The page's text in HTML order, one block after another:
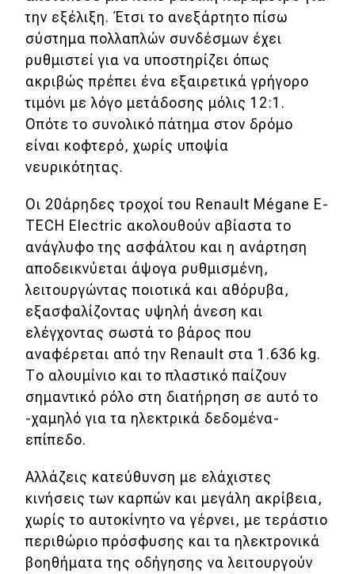
την εξέλιξη. Έτσι το ανεξάρτητο πίσω
σύστημα πολλαπλών συνδέσμων έχει
ρυθμιστεί για να υποστηρίζει όπως
ακριβώς πρέπει ένα εξαιρετικά γρήγορο
τιμόνι με λόγο μετάδοσης μόλις 12:1.
Οπότε το συνολικό πάτημα στον δρόμο
είναι κοφτερό, χωρίς υποψία
νευρικότητας.
Οι 20άρηδες τροχοί του Renault Mégane E-
TECH Electric ακολουθούν αβίαστα το
ανάγλυφο της ασφάλτου και η ανάρτηση
αποδεικνύεται άψογα ρυθμισμένη,
λειτουργώντας ποιοτικά και αθόρυβα,
εξασφαλίζοντας υψηλή άνεση και
ελέγχοντας σωστά το βάρος που
αναφέρεται από την Renault στα 1.636 kg.
Το αλουμίνιο και το πλαστικό παίζουν
σημαντικό ρόλο στη διατήρηση σε αυτό το
-χαμηλό για τα ηλεκτρικά δεδομένα-
επίπεδο.
Αλλάζεις κατεύθυνση με ελάχιστες
κινήσεις των καρπών και μεγάλη ακρίβεια,
χωρίς το αυτοκίνητο να γέρνει, με τεράστιο
περιθώριο πρόσφυσης και τα ηλεκτρονικά
βοηθήματα της οδήγησης να λειτουργούν